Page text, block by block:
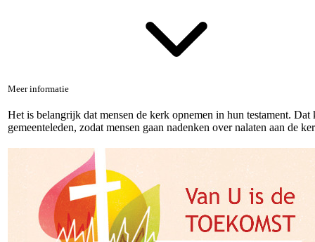
Meer informatie
Het is belangrijk dat mensen de kerk opnemen in hun testament.
gemeenteleden, zodat mensen gaan nadenken over nalaten aan de